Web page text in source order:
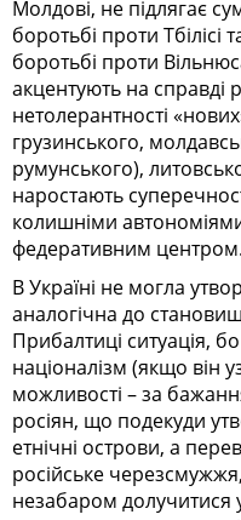
Молдові, не підлягає
боротьбі проти Тбілісі
боротьбі проти
акцентують на справді
нетолерантності
грузинського,
румунського),
наростають
колишніми
федеративним центром.
В Україні не могла
аналогічна до
Прибал­тиці ситуація,
націоналізм (якщо він
можливості – за
росіян, що подекуди
етнічні острови, а
російське
незабаром долучитися